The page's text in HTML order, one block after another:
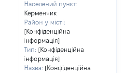
Населений пункт:
Керменчик
Район у місті:
[Конфіденційна
інформація]
Тип: [Конфіденційна
інформація]
Назва: [Конфіденційна